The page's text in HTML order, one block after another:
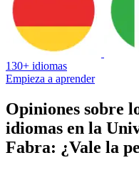
130+ idiomas
Empieza a aprender
Opiniones sobre
idiomas en la
Fabra: ¿Vale la